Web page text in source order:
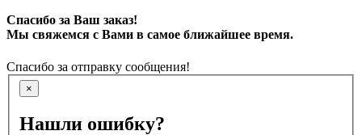
Спасибо за Ваш заказ!
Мы свяжемся с Вами в самое ближайшее время.
Спасибо за отправку сообщения!
×
Нашли ошибку?